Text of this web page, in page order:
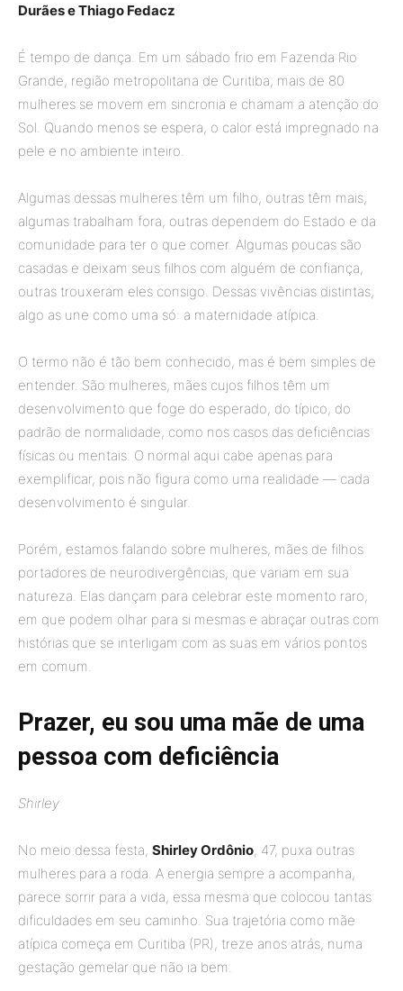
Durães e Thiago Fedacz
É tempo de dança. Em um sábado frio em Fazenda Rio
Grande, região metropolitana de Curitiba, mais de 80
mulheres se movem em sincronia e chamam a atenção do
Sol. Quando menos se espera, o calor está impregnado na
pele e no ambiente inteiro.
Algumas dessas mulheres têm um filho, outras têm mais,
algumas trabalham fora, outras dependem do Estado e da
comunidade para ter o que comer. Algumas poucas são
casadas e deixam seus filhos com alguém de confiança,
outras trouxeram eles consigo. Dessas vivências distintas,
algo as une como uma só: a maternidade atípica.
O termo não é tão bem conhecido, mas é bem simples de
entender. São mulheres, mães cujos filhos têm um
desenvolvimento que foge do esperado, do típico, do
padrão de normalidade, como nos casos das deficiências
físicas ou mentais. O normal aqui cabe apenas para
exemplificar, pois não figura como uma realidade — cada
desenvolvimento é singular.
Porém, estamos falando sobre mulheres, mães de filhos
portadores de neurodivergências, que variam em sua
natureza. Elas dançam para celebrar este momento raro,
em que podem olhar para si mesmas e abraçar outras com
histórias que se interligam com as suas em vários pontos
em comum.
Prazer, eu sou uma mãe de uma
pessoa com deficiência
Shirley
No meio dessa festa, Shirley Ordônio, 47, puxa outras
mulheres para a roda. A energia sempre a acompanha,
parece sorrir para a vida, essa mesma que colocou tantas
dificuldades em seu caminho. Sua trajetória como mãe
atípica começa em Curitiba (PR), treze anos atrás, numa
gestação gemelar que não ia bem.